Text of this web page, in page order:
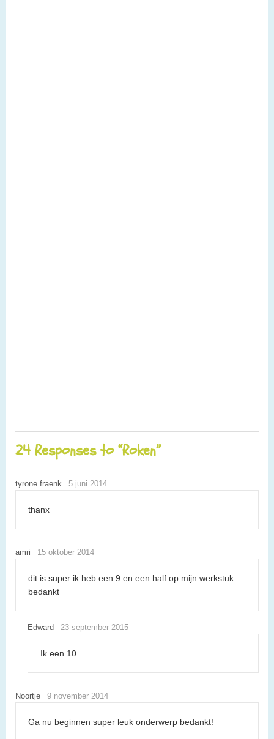
24 Responses to “Roken”
tyrone.fraenk 5 juni 2014
thanx
amri 15 oktober 2014
dit is super ik heb een 9 en een half op mijn werkstuk
bedankt
Edward 23 september 2015
Ik een 10
Noortje 9 november 2014
Ga nu beginnen super leuk onderwerp bedankt!